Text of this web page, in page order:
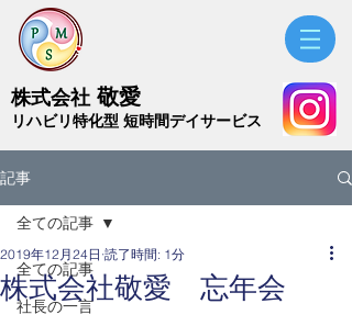
株式会社 敬愛
​リハビリ特化型 短時間デイサービス
記事
全ての記事
社長の一言
全ての記事
株式会社敬愛 忘年会
2019年12月24日 読了時間: 1分